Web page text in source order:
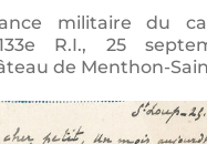
militaire du
R.I., 25
de Menthon-